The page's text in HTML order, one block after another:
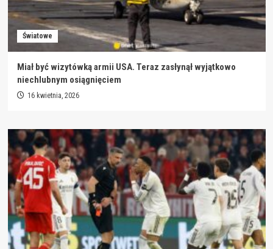
Światowe
Miał być wizytówką armii USA. Teraz zasłynął wyjątkowo
niechlubnym osiągnięciem
16 kwietnia, 2026